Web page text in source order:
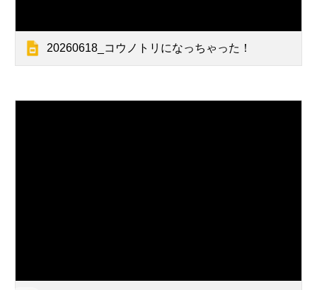
20260618_コウノトリになっちゃった！